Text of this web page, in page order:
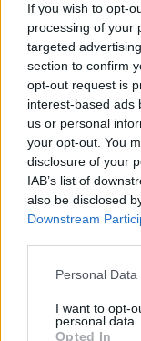
If you wish to opt-
processing of your
targeted
section to confirm
opt-out request is
interest-based ads
us or personal
your opt-out. You
disclosure of your
IAB’s list of
also be disclosed
Downstream
Please note that
not limited to your
grant or deny
Personal
I want to opt-
personal data.
Opted In
kell lenni az
építményt kell
vagy tragédia
- Hogyan
Szalma Dorotty:
falat a
Borbás